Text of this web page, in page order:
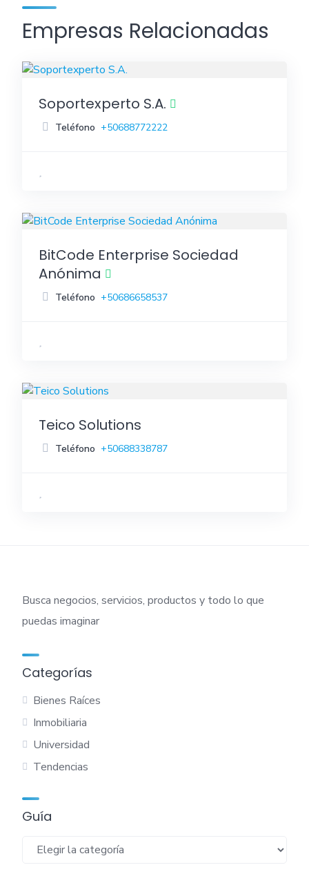
Empresas Relacionadas
Soportexperto S.A.
Teléfono +50688772222
BitCode Enterprise Sociedad
Anónima
Teléfono +50686658537
Teico Solutions
Teléfono +50688338787
Busca negocios, servicios, productos y todo lo que
puedas imaginar
Categorías
Bienes Raíces
Inmobiliaria
Universidad
Tendencias
Guía
Guía